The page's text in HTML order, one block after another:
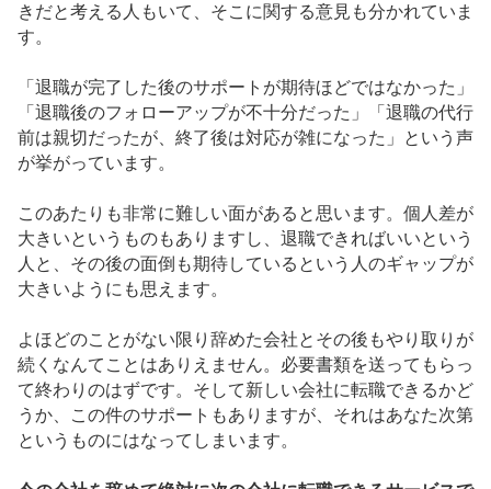
きだと考える人もいて、そこに関する意見も分かれていま
す。
「退職が完了した後のサポートが期待ほどではなかった」
「退職後のフォローアップが不十分だった」「退職の代行
前は親切だったが、終了後は対応が雑になった」という声
が挙がっています。
このあたりも非常に難しい面があると思います。個人差が
大きいというものもありますし、退職できればいいという
人と、その後の面倒も期待しているという人のギャップが
大きいようにも思えます。
よほどのことがない限り辞めた会社とその後もやり取りが
続くなんてことはありえません。必要書類を送ってもらっ
て終わりのはずです。そして新しい会社に転職できるかど
うか、この件のサポートもありますが、それはあなた次第
というものにはなってしまいます。